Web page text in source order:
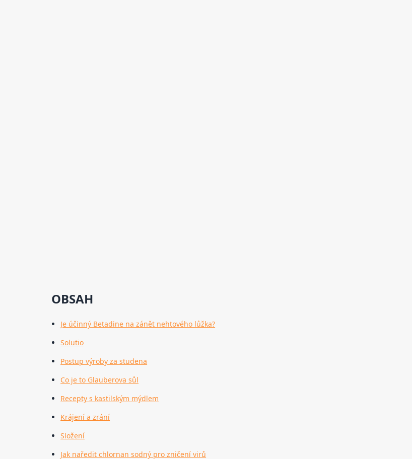
OBSAH
Je účinný Betadine na zánět nehtového lůžka?
Solutio
Postup výroby za studena
Co je to Glauberova sůl
Recepty s kastilským mýdlem
Krájení a zrání
Složení
Jak naředit chlornan sodný pro zničení virů